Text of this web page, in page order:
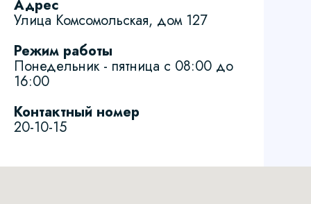
Адрес
Улица Комсомольская, дом 127
Режим работы
Понедельник - пятница с 08:00 до
16:00
Контактный номер
20-10-15